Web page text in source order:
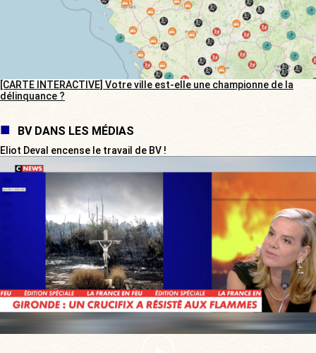
[CARTE INTERACTIVE] Votre ville est-elle une championne de la
délinquance ?
BV DANS LES MÉDIAS
Eliot Deval encense le travail de BV !